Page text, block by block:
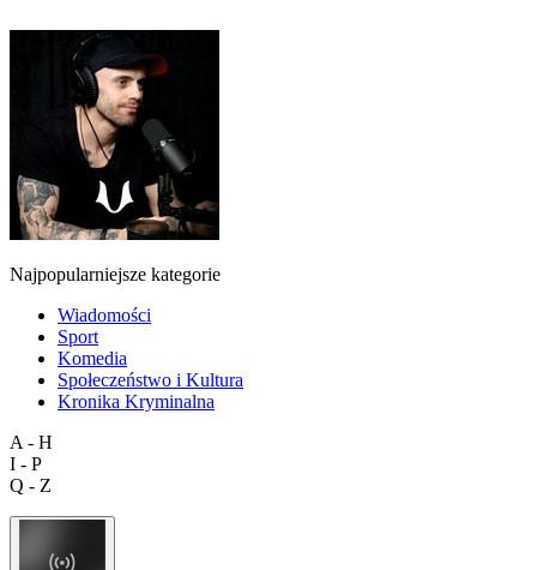
Najpopularniejsze kategorie
Wiadomości
Sport
Komedia
Społeczeństwo i Kultura
Kronika Kryminalna
A - H
I - P
Q - Z